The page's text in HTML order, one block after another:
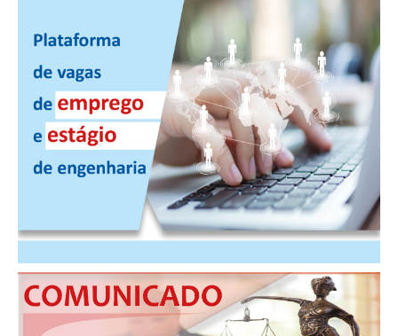
COMUNICAÇÃO
PALAVRA DO MURILO
NOTÍCIAS
CONTEÚDO ESPECIAL
JORNAL DO ENGENHEIRO
SEESP NOTÍCIAS
NOTÍCIAS NO WHATSAPP